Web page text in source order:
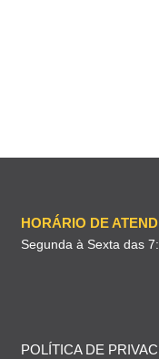
HORÁRIO DE
Segunda à Sexta das
POLÍTICA DE